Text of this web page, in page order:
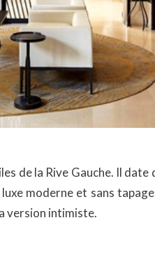
de la Rive Gauche. Il date
moderne et sans
version intimiste.